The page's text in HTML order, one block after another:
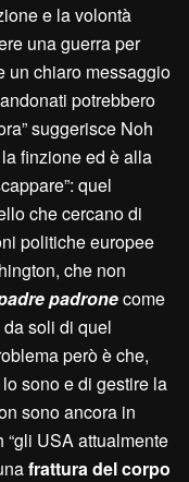
e la volontà
una guerra per
un chiaro messaggio
potrebbero
suggerisce Noh
finzione ed è alla
quel
che cercano di
politiche europee
che non
padronecome
soli di quel
però è che,
sono e di gestire la
sono ancora in
“gli USA attualmente
frattura del corpo